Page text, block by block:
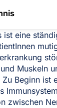
ist eine
Muskeln
Beginn ist
zwischen